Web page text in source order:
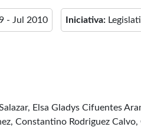
- Jul 2010 Iniciativa:
Elsa Gladys Cifuentes
Constantino Rodriguez